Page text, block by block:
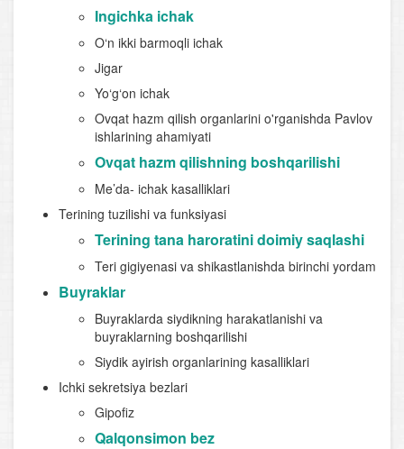
Ingichka ichak
O‘n ikki barmoqli ichak
Jigar
Yo‘g‘on ichak
Ovqat hazm qilish organlarini o'rganishda Pavlov
ishlarining ahamiyati
Ovqat hazm qilishning boshqarilishi
Me’da- ichak kasalliklari
Terining tuzilishi va funksiyasi
Terining tana haroratini doimiy saqlashi
Teri gigiyenasi va shikastlanishda birinchi yordam
Buyraklar
Buyraklarda siydikning harakatlanishi va
buyraklarning boshqarilishi
Siydik ayirish organlarining kasalliklari
Ichki sekretsiya bezlari
Gipofiz
Qalqonsimon bez